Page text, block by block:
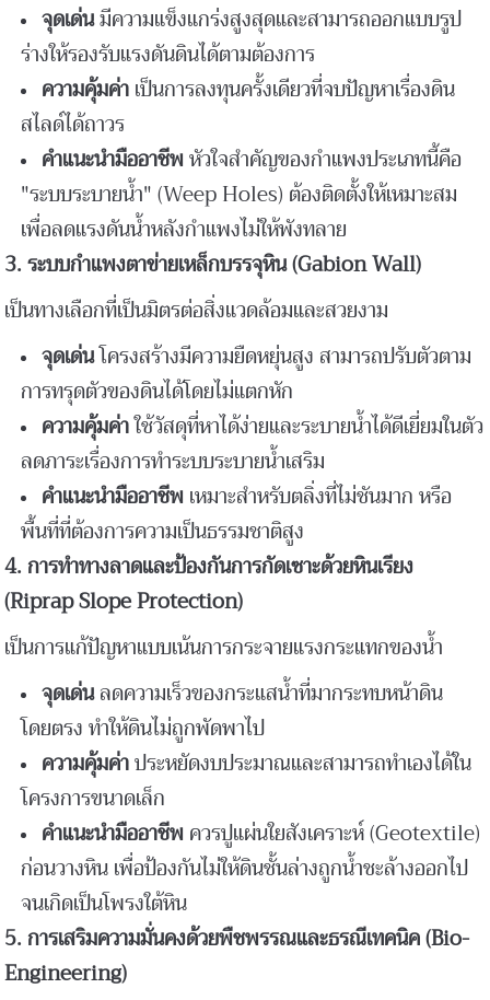
จุดเด่นมีความแข็งแกร่งสูงสุดและสามารถออกแบบรูป
ร่างให้รองรับแรงดันดินได้ตามต้องการ
ความคุ้มค่าเป็นการลงทุนครั้งเดียวที่จบปัญหาเรื่องดิน
สไลด์ได้ถาวร
คำแนะนำมืออาชีพหัวใจสำคัญของกำแพงประเภทนี้คือ
"ระบบระบายน้ำ" (Weep Holes) ต้องติดตั้งให้เหมาะสม
เพื่อลดแรงดันน้ำหลังกำแพงไม่ให้พังทลาย
3.ระบบกำแพงตาข่ายเหล็กบรรจุหิน (Gabion Wall)
เป็นทางเลือกที่เป็นมิตรต่อสิ่งแวดล้อมและสวยงาม
จุดเด่นโครงสร้างมีความยืดหยุ่นสูง สามารถปรับตัวตาม
การทรุดตัวของดินได้โดยไม่แตกหัก
ความคุ้มค่าใช้วัสดุที่หาได้ง่ายและระบายน้ำได้ดีเยี่ยมในตัว
ลดภาระเรื่องการทำระบบระบายน้ำเสริม
คำแนะนำมืออาชีพ เหมาะสำหรับตลิ่งที่ไม่ชันมาก หรือ
พื้นที่ที่ต้องการความเป็นธรรมชาติสูง
4.การทำทางลาดและป้องกันการกัดเซาะด้วยหินเรียง
(Riprap Slope Protection)
เป็นการแก้ปัญหาแบบเน้นการกระจายแรงกระแทกของน้ำ
จุดเด่นลดความเร็วของกระแสน้ำที่มากระทบหน้าดิน
โดยตรง ทำให้ดินไม่ถูกพัดพาไป
ความคุ้มค่าประหยัดงบประมาณและสามารถทำเองได้ใน
โครงการขนาดเล็ก
คำแนะนำมืออาชีพ ควรปูแผ่นใยสังเคราะห์ (Geotextile)
ก่อนวางหิน เพื่อป้องกันไม่ให้ดินชั้นล่างถูกน้ำชะล้างออกไป
จนเกิดเป็นโพรงใต้หิน
5.การเสริมความมั่นคงด้วยพืชพรรณและธรณีเทคนิค (Bio-
Engineering)